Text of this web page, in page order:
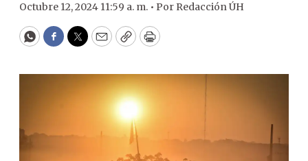
Octubre 12, 2024 11:59 a. m. • Por Redacción ÚH
WhatsApp
Facebook
Twitter
EmailCopyPrint